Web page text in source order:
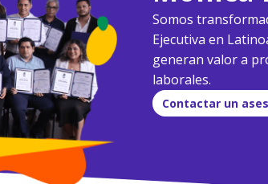
Somos
Ejecutiva en
generan valor a
laborales.
Contactar un